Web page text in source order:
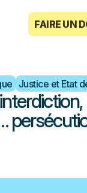
FAIRE UN
Justice et Etat